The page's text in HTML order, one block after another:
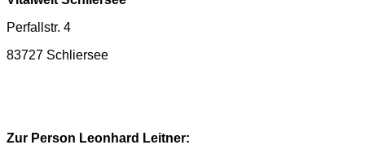
Perfallstr. 4
83727 Schliersee
Zur Person Leonhard Leitner: